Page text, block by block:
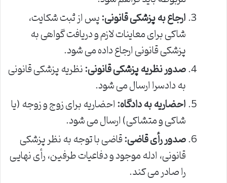
ارجاع به پزشکی قانونی:پس از ثبت شکایت،
شاکی برای معاینات لازم و دریافت گواهی به
پزشکی قانونی ارجاع داده می شود.
صدور نظریه پزشکی قانونی:نظریه پزشکی قانونی
به دادسرا ارسال می شود.
احضاریه به دادگاه:احضاریه برای زوج و زوجه (یا
شاکی و متشاکی) ارسال می شود.
صدور رأی قاضی:قاضی با توجه به نظر پزشکی
قانونی، ادله موجود و دفاعیات طرفین، رأی نهایی
را صادر می کند.